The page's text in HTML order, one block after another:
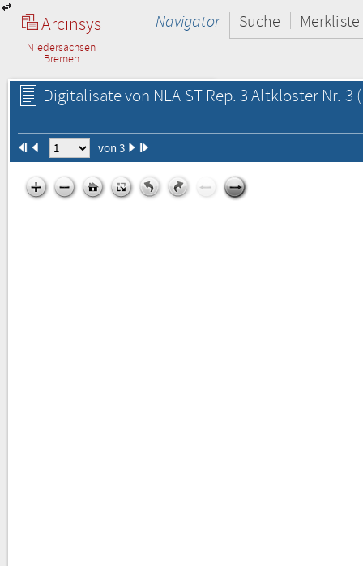
Arcinsys
Niedersachsen
Bremen
Navigator Suche Merkliste
Digitalisate von NLA ST Rep. 3 Altkloster Nr. 3
von 3